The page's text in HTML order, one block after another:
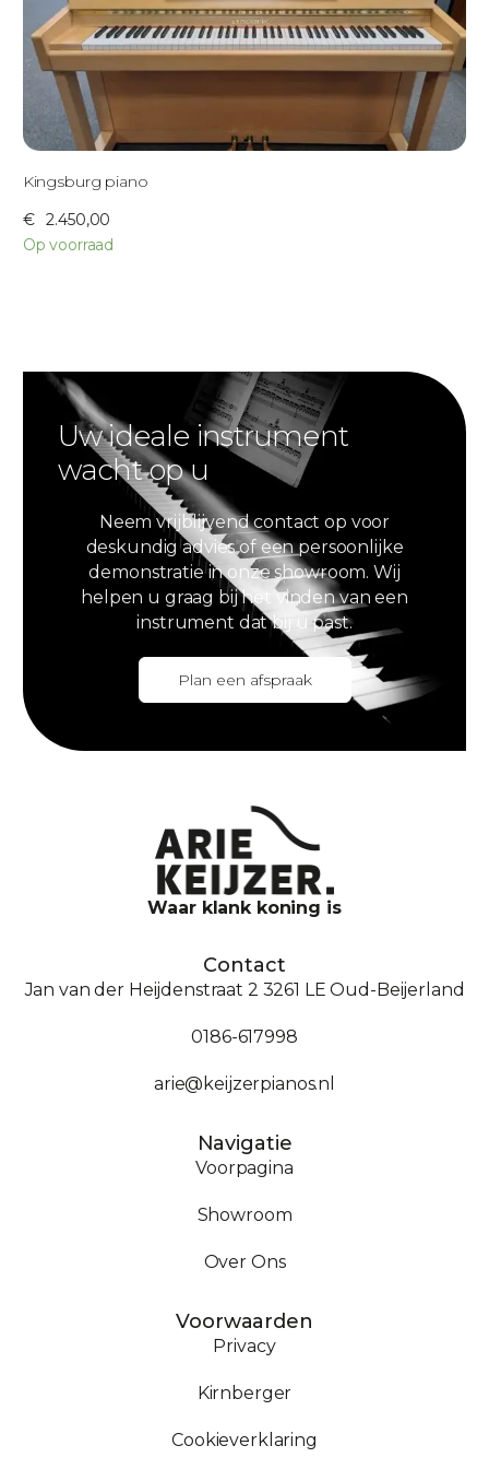
Kingsburg piano
€ 2.450,00
Op voorraad
Uw ideale instrument
wacht op u
Neem vrijblijvend contact op voor
deskundig advies of een persoonlijke
demonstratie in onze showroom. Wij
helpen u graag bij het vinden van een
instrument dat bij u past.
Plan een afspraak
Waar klank koning is
Contact
Jan van der Heijdenstraat 2 3261 LE Oud-Beijerland
0186-617998
arie@keijzerpianos.nl
Navigatie
Voorpagina
Showroom
Over Ons
Voorwaarden
Privacy
Kirnberger
Cookieverklaring